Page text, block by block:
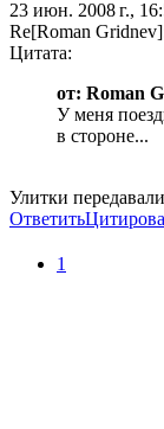
23 июн. 2008 г.,
Re[Roman
Цитата:
от: Roman
У меня
в стороне...
Улитки
Ответить
1